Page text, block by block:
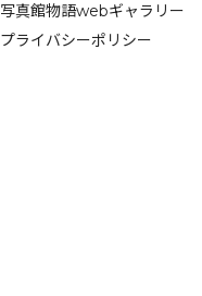
写真館物語webギャラリー
プライバシーポリシー